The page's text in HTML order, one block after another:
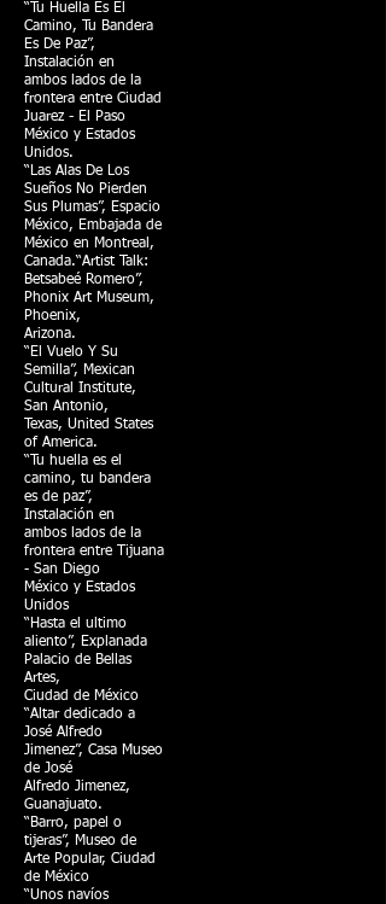
“Tu Huella Es El
Camino, Tu Bandera
Es De Paz”,
Instalación en
ambos lados de la
frontera entre Ciudad
Juarez - El Paso
México y Estados
Unidos.
“Las Alas De Los
Sueños No Pierden
Sus Plumas”, Espacio
México, Embajada de
México en Montreal,
Canada.“Artist Talk:
Betsabeé Romero”,
Phonix Art Museum,
Phoenix,
Arizona.
“El Vuelo Y Su
Semilla”, Mexican
Cultural Institute,
San Antonio,
Texas, United States
of America.
“Tu huella es el
camino, tu bandera
es de paz”,
Instalación en
ambos lados de la
frontera entre Tijuana
- San Diego
México y Estados
Unidos
“Hasta el ultimo
aliento”, Explanada
Palacio de Bellas
Artes,
Ciudad de México
“Altar dedicado a
José Alfredo
Jimenez”, Casa Museo
de José
Alfredo Jimenez,
Guanajuato.
“Barro, papel o
tijeras”, Museo de
Arte Popular, Ciudad
de México
“Unos navíos